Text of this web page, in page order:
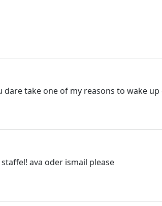
take one of my reasons to wake up
ava oder ismail please